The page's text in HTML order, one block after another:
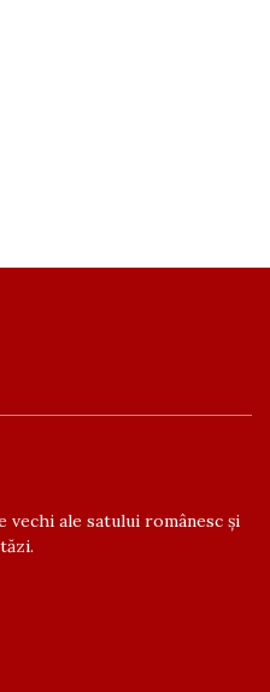
ale satului românesc și